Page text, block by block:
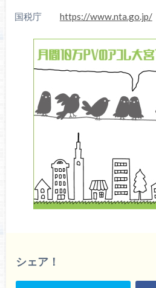
国税庁 https://www.nta.go.jp/
シェア！